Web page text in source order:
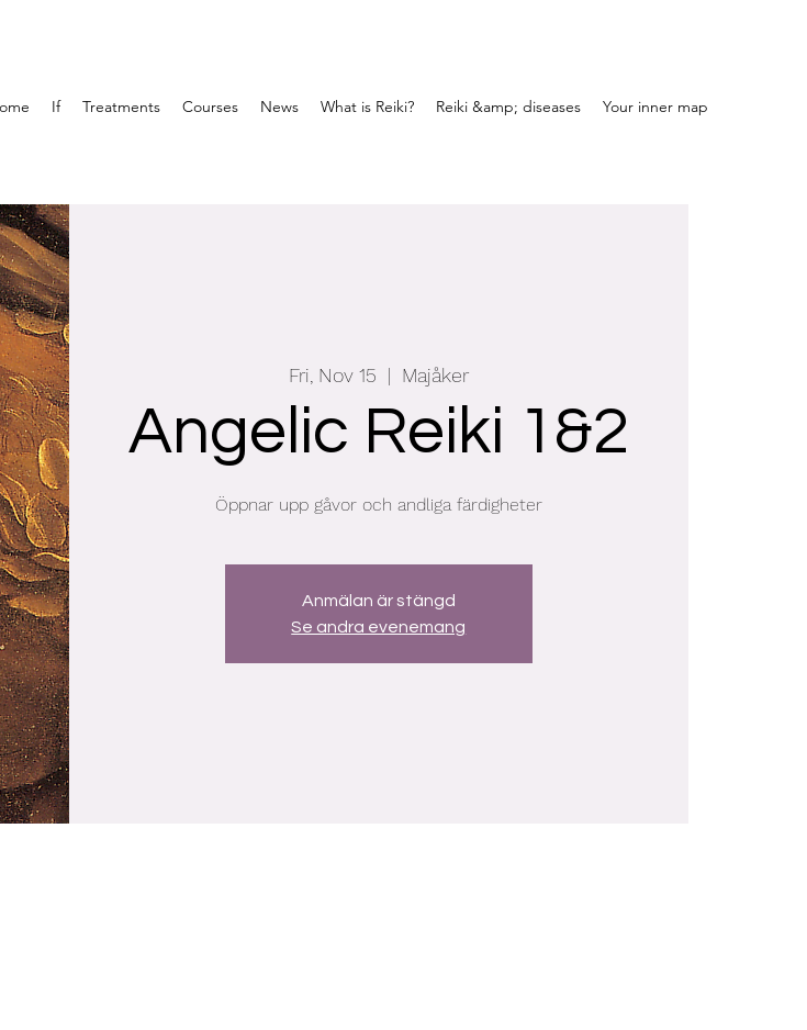
If Treatments Courses News What is Reiki? Reiki &amp; diseases Your inner map
Fri, Nov 15
  |
Majåker
Angelic Reiki 1&2
Öppnar upp gåvor och andliga färdigheter
Anmälan är stängd
Se andra evenemang